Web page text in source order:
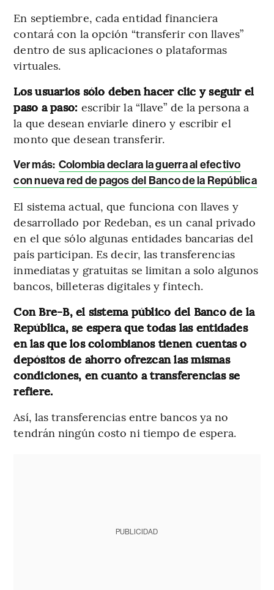
En septiembre, cada entidad financiera
contará con la opción “transferir con llaves”
dentro de sus aplicaciones o plataformas
virtuales.
Los usuarios sólo deben hacer clic y seguir el
paso a paso: escribir la “llave” de la persona a
la que desean enviarle dinero y escribir el
monto que desean transferir.
Ver más: Colombia declara la guerra al efectivo
con nueva red de pagos del Banco de la República
El sistema actual, que funciona con llaves y
desarrollado por Redeban, es un canal privado
en el que sólo algunas entidades bancarias del
país participan. Es decir, las transferencias
inmediatas y gratuitas se limitan a solo algunos
bancos, billeteras digitales y fintech.
Con Bre-B, el sistema público del Banco de la
República, se espera que todas las entidades
en las que los colombianos tienen cuentas o
depósitos de ahorro ofrezcan las mismas
condiciones, en cuanto a transferencias se
refiere.
Así, las transferencias entre bancos ya no
tendrán ningún costo ni tiempo de espera.
PUBLICIDAD